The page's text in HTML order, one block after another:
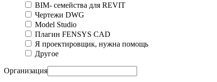
BIM- семейства для REVIT
Чертежи DWG
Моdel Studio
Плагин FENSYS CAD
Я проектировщик, нужна помощь
Другое
Организация